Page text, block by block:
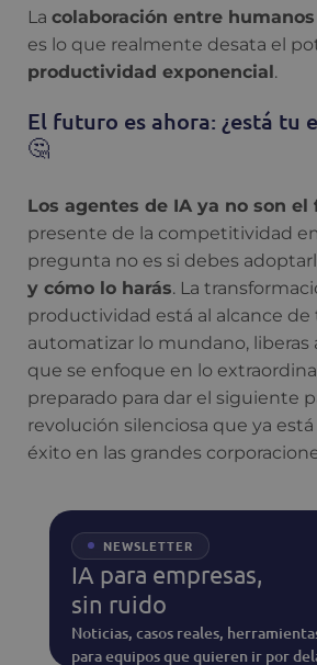
La colaboración entre
es lo que realmente desata el
productividad exponencial.
El futuro es ahora: ¿está tu
🤔
Los agentes de IA ya no son el
presente de la competitividad
pregunta no es si debes
y cómo lo harás. La
productividad está al alcance de
automatizar lo mundano, liberas
que se enfoque en lo
preparado para dar el siguiente
revolución silenciosa que ya
éxito en las grandes
NEWSLETTER
IA para empresas,
sin ruido
Noticias, casos reales,
para equipos que quieren ir por